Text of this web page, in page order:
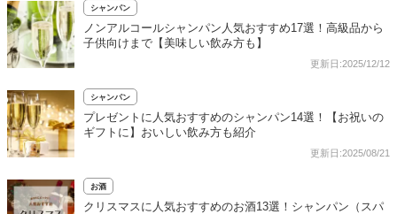
シャンパン
ノンアルコールシャンパン人気おすすめ17選！高級品から
子供向けまで【美味しい飲み方も】
更新日:2025/12/12
シャンパン
プレゼントに人気おすすめのシャンパン14選！【お祝いの
ギフトに】おいしい飲み方も紹介
更新日:2025/08/21
お酒
クリスマスに人気おすすめのお酒13選！シャンパン（スパ